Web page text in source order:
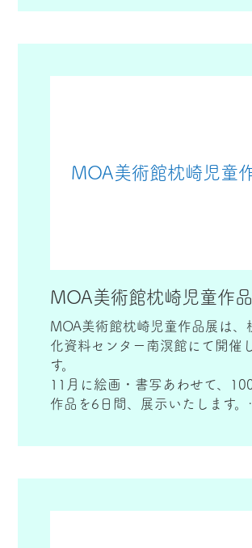
当会場では、南さつま市内の小
査の上、展示、表彰式を行って
MOA美術館枕崎児童
MOA美術館枕崎児童作
MOA美術館枕崎児童作品展は、
化資料センター南溟館にて開催
す。
11月に絵画・書写あわせて、
作品を6日間、展示いたします。
施設になっています。木目の温